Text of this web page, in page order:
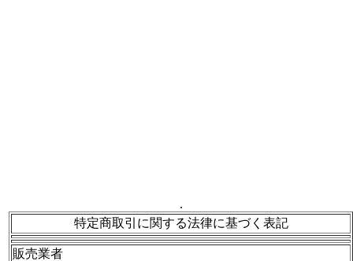
.
特定商取引に関する法律に基づく表記
販売業者